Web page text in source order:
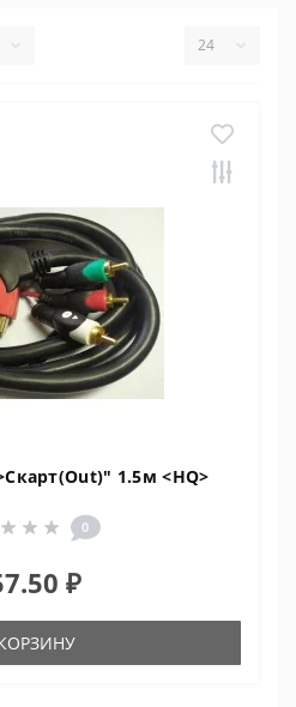
1.5м <HQ>
0
₽